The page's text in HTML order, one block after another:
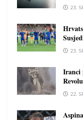
23.
23.
Iranci
22.